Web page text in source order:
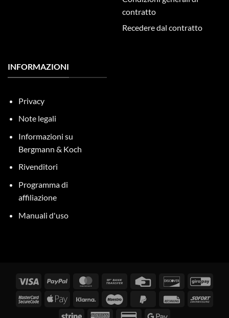
contratto
Recedere dal contratto
INFORMAZIONI
Privacy
Note legali
Informazioni su
Bergmann & Koch
Rivenditori
Programma di
affiliazione
Manuali d'uso
Visti PayPal MasterCardBonifico
Carta
credito
Scopri
MasterCardApple
Klarna Maestro
PayPal
Fattura
Stripe American Carta Google